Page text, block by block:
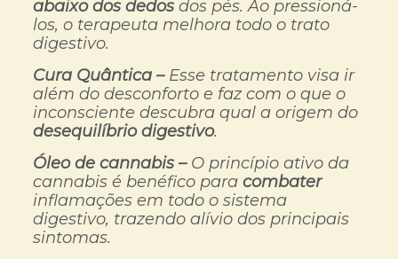
abaixo dos dedos dos pés. Ao pressioná-
los, o terapeuta melhora todo o trato
digestivo.
Cura Quântica –Esse tratamento visa ir
além do desconforto e faz com o que o
inconsciente descubra qual a origem do
desequilíbrio digestivo.
Óleo de cannabis –O princípio ativo da
cannabis é benéfico paracombater
inflamações em todo o sistema
digestivo, trazendo alívio dos principais
sintomas.